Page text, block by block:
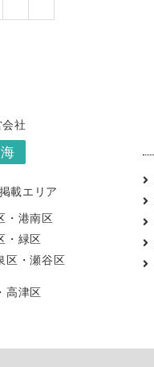
社
載エリア
・港南区
・緑区
区 ・瀬谷区
・高津区